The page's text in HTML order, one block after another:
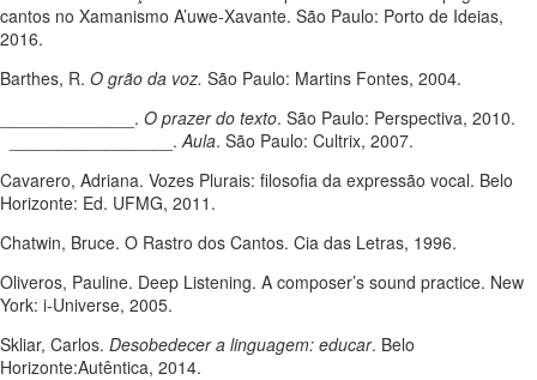
cantos no Xamanismo A’uwe-Xavante. São Paulo: Porto de Ideias,
2016.
Barthes, R. O grão da voz. São Paulo: Martins Fontes, 2004.
______________. O prazer do texto. São Paulo: Perspectiva, 2010.
_________________. Aula. São Paulo: Cultrix, 2007.
Cavarero, Adriana. Vozes Plurais: filosofia da expressão vocal. Belo
Horizonte: Ed. UFMG, 2011.
Chatwin, Bruce. O Rastro dos Cantos. Cia das Letras, 1996.
Oliveros, Pauline. Deep Listening. A composer’s sound practice. New
York: i-Universe, 2005.
Skliar, Carlos. Desobedecer a linguagem: educar. Belo
Horizonte:Autêntica, 2014.